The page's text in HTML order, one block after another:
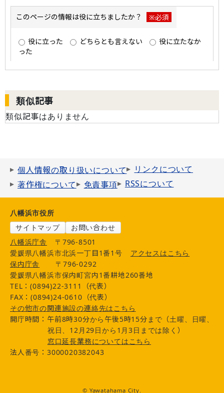
類似記事
類似記事はありません
個人情報の取り扱いについて
リンクについて
著作権について
免責事項 RSSについて
八幡浜市役所
サイトマップ
お問い合わせ
八幡浜庁舎
〒796-8501
愛媛県八幡浜市北浜一丁目1番1号
アクセスはこちら
保内庁舎
〒796-0292
愛媛県八幡浜市保内町宮内1番耕地260番地
TEL：(0894)22-3111（代表）
FAX：(0894)24-0610（代表）
その他市の関連施設の連絡先はこちら
開庁時間：午前8時30分から午後5時15分まで（土曜、日曜、
祝日、12月29日から1月3日までは除く）
窓口延長業務についてはこちら
法人番号：3000020382043
© Yawatahama City.